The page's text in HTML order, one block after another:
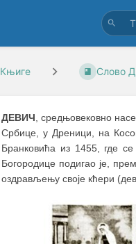
Књиге Слово Д
ДЕВИЧ, средњовековно
Србице, у Дреници, на
Бранковића из 1455, где
Богородице подигао је,
оздрављењу своје кћери